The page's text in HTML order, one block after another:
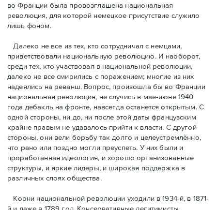
во Франции была провозглашена национальная
революция, для которой немецкое присутствие служило
лишь фоном.
Далеко не все из тех, кто сотрудничал с немцами,
приветствовали национальную революцию. И наоборот,
среди тех, кто участвовал в национальной революции,
далеко не все смирились с поражением; многие из них
надеялись на реванш. Вопрос, произошла бы во Франции
национальная революция, не случись в мае-июне 1940
года дебакль на фронте, навсегда останется открытым. С
одной стороны, ни до, ни после этой даты французским
крайне правым не удавалось прийти к власти. С другой
стороны, они вели борьбу так долго и целеустремлённо,
что рано или поздно могли преуспеть. У них были и
проработанная идеология, и хорошо организованные
структуры, и яркие лидеры, и широкая поддержка в
различных слоях общества.
Корни национальной революции уходили в 1934-й, в 1871-